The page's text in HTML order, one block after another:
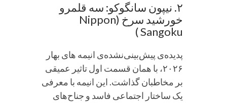
۲. نیپون سانگوکو: سه قلمرو
خورشید سرخ (Nippon
Sangoku )
پدیده‌ی پیش‌بینی‌نشده‌ی انیمه های بهار
۲۰۲۶، با همان قسمت اول تاثیر عمیقی
بر مخاطبان گذاشت. این انیمه با معرفی
یک ساختار اجتماعی فاسد و جناح‌های